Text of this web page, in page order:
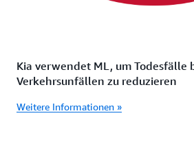
Kia verwendet ML, um Todesfälle
Verkehrsunfällen zu reduzieren
Weitere Informationen »